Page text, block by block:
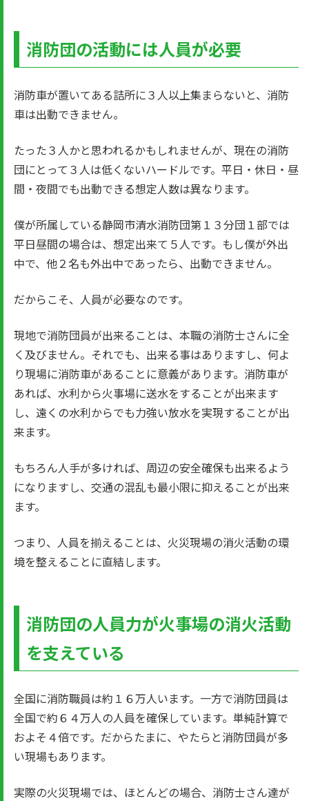
消防団の活動には人員が必要
消防車が置いてある詰所に３人以上集まらないと、消防
車は出動できません。
たった３人かと思われるかもしれませんが、現在の消防
団にとって３人は低くないハードルです。平日・休日・昼
間・夜間でも出動できる想定人数は異なります。
僕が所属している静岡市清水消防団第１３分団１部では
平日昼間の場合は、想定出来て５人です。もし僕が外出
中で、他２名も外出中であったら、出動できません。
だからこそ、人員が必要なのです。
現地で消防団員が出来ることは、本職の消防士さんに全
く及びません。それでも、出来る事はありますし、何よ
り現場に消防車があることに意義があります。消防車が
あれば、水利から火事場に送水をすることが出来ます
し、遠くの水利からでも力強い放水を実現することが出
来ます。
もちろん人手が多ければ、周辺の安全確保も出来るよう
になりますし、交通の混乱も最小限に抑えることが出来
ます。
つまり、人員を揃えることは、火災現場の消火活動の環
境を整えることに直結します。
消防団の人員力が火事場の消火活動
を支えている
全国に消防職員は約１６万人います。一方で消防団員は
全国で約６４万人の人員を確保しています。単純計算で
およそ４倍です。だからたまに、やたらと消防団員が多
い現場もあります。
実際の火災現場では、ほとんどの場合、消防士さん達が